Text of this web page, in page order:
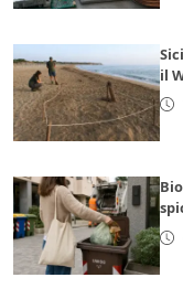
il